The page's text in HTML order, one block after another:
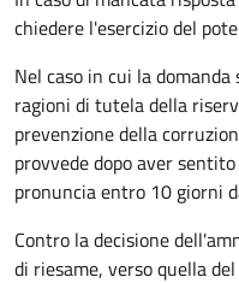
chiedere l'esercizio del
Nel caso in cui la
ragioni di tutela della
prevenzione della
provvede dopo aver
pronuncia entro 10 giorni
Contro la decisione
di riesame, verso quella